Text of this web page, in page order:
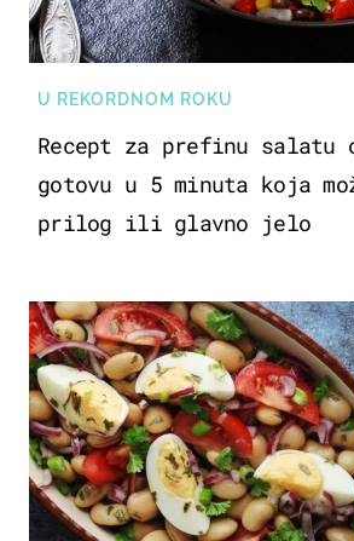
U REKORDNOM ROKU
Recept za prefinu salatu
gotovu u 5 minuta koja
prilog ili glavno jelo